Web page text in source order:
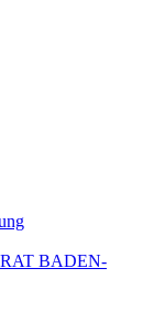
BADEN-